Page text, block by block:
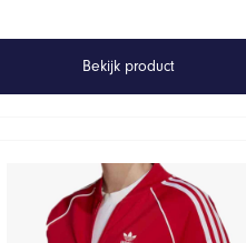
Bekijk product